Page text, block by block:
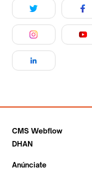
CMS Webflow
DHAN
Anúnciate